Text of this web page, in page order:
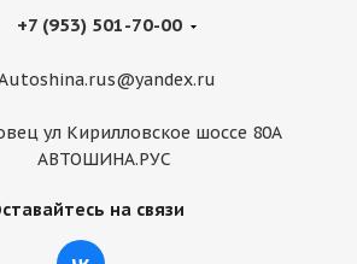
+7 (953) 501-70-00
ул Кирилловское шоссе 80А
АВТОШИНА.РУС
на связи